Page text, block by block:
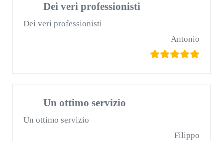
Dei veri professionisti
Dei veri professionisti
Antonio
Un ottimo servizio
Un ottimo servizio
Filippo